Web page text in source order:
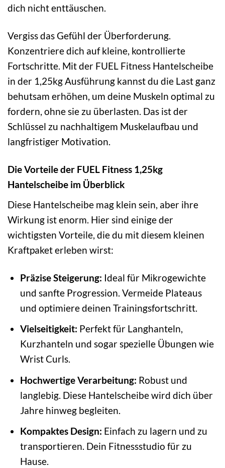
dich nicht enttäuschen.
Vergiss das Gefühl der Überforderung.
Konzentriere dich auf kleine, kontrollierte
Fortschritte. Mit der FUEL Fitness Hantelscheibe
in der 1,25kg Ausführung kannst du die Last ganz
behutsam erhöhen, um deine Muskeln optimal zu
fordern, ohne sie zu überlasten. Das ist der
Schlüssel zu nachhaltigem Muskelaufbau und
langfristiger Motivation.
Die Vorteile der FUEL Fitness 1,25kg
Hantelscheibe im Überblick
Diese Hantelscheibe mag klein sein, aber ihre
Wirkung ist enorm. Hier sind einige der
wichtigsten Vorteile, die du mit diesem kleinen
Kraftpaket erleben wirst:
Präzise Steigerung: Ideal für Mikrogewichte
und sanfte Progression. Vermeide Plateaus
und optimiere deinen Trainingsfortschritt.
Vielseitigkeit: Perfekt für Langhanteln,
Kurzhanteln und sogar spezielle Übungen wie
Wrist Curls.
Hochwertige Verarbeitung: Robust und
langlebig. Diese Hantelscheibe wird dich über
Jahre hinweg begleiten.
Kompaktes Design: Einfach zu lagern und zu
transportieren. Dein Fitnessstudio für zu
Hause.